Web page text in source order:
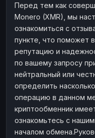
Перед тем как
Monero (XMR), мы
ознакомиться с
пункте, что поможет
репутацию и
по вашему запросу
нейтральный или
определить
операцию в данном
криптообменник
ознакомьтесь с
началом